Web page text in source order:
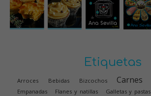
Etiquetas
Arroces Bebidas Bizcochos Carnes
Empanadas Flanes y natillas Galletas y pastas